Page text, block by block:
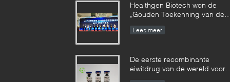
Healthgen Biotech won de
„Gouden Toekenning van de
Octrooiconcurrentie van Hubei-
Lees meer
De eerste recombinante
eiwitdrug van de wereld voor